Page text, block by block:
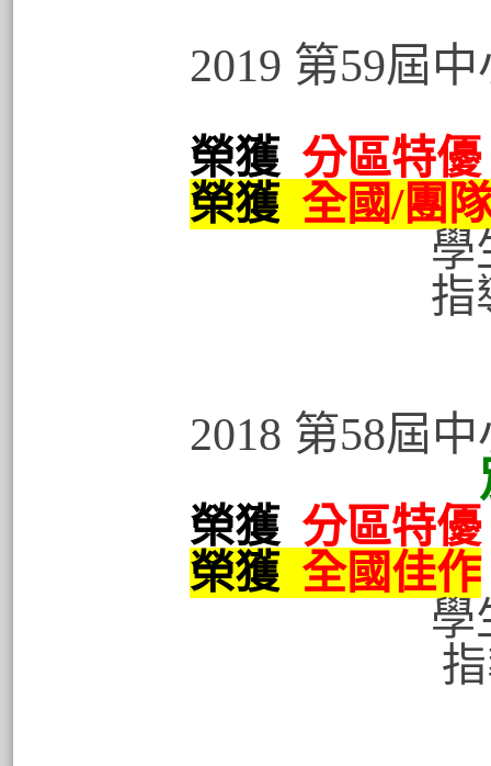
2019 第59屆
榮獲 分區特優
榮獲 全國/團
學
指導
2018 第58屆
別「窗」
榮獲 分區特優
榮獲 全國佳作
學生:
指導老